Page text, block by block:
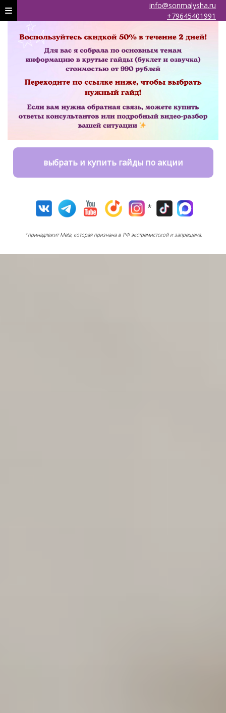
info@sonmalysha.ru
+79645401991
выбрать и купить гайды по акции
*
*принадлежит Meta, которая признана в РФ экстремистской и запрещена.